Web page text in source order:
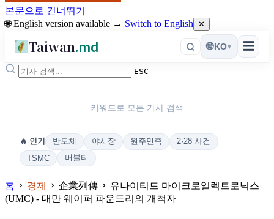
본문으로 건너뛰기
🌐 English version available → Switch to English ✕
Taiwan.md ☰
🌐KO▾
ESC
키워드로 모든 기사 검색
🔥 인기 반도체 야시장 원주민족
2·28 사건
TSMC
버블티
홈 경제 企業列傳
유나이티드 마이크로일렉트로닉스
(UMC) - 대만 웨이퍼 파운드리의 개척자